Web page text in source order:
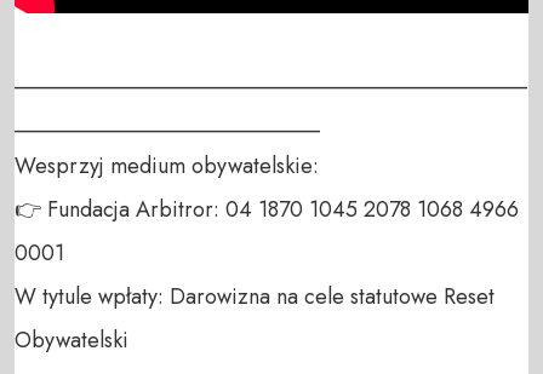
_______________________________________________
____________________________
Wesprzyj medium obywatelskie:
👉 Fundacja Arbitror: 04 1870 1045 2078 1068 4966
0001
W tytule wpłaty: Darowizna na cele statutowe Reset
Obywatelski